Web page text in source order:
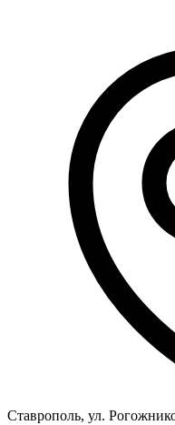
Ставрополь, ул.